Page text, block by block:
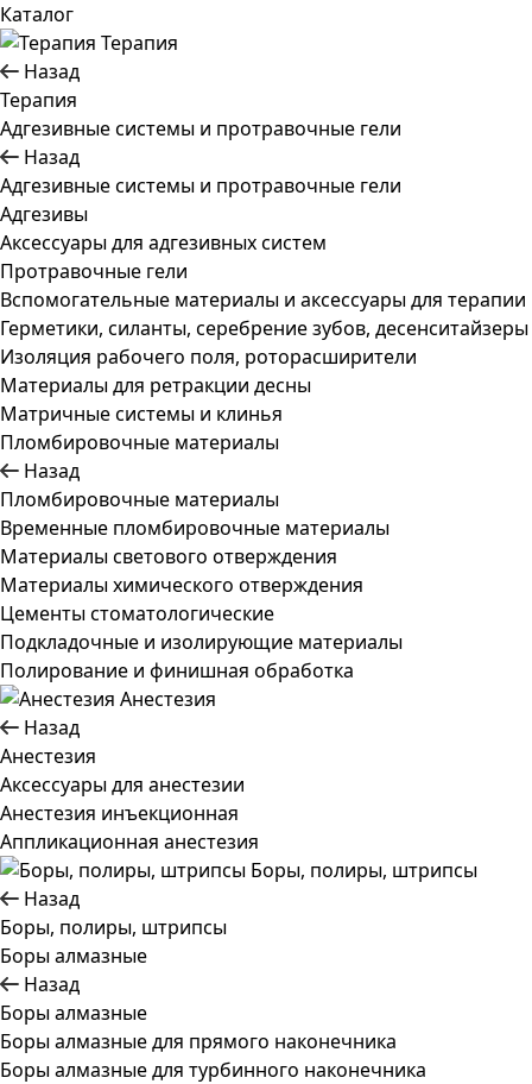
Каталог
Терапия
Назад
Терапия
Адгезивные системы и протравочные гели
Назад
Адгезивные системы и протравочные гели
Адгезивы
Аксессуары для адгезивных систем
Протравочные гели
Вспомогательные материалы и аксессуары для терапии
Герметики, силанты, серебрение зубов, десенситайзеры
Изоляция рабочего поля, роторасширители
Материалы для ретракции десны
Матричные системы и клинья
Пломбировочные материалы
Назад
Пломбировочные материалы
Временные пломбировочные материалы
Материалы светового отверждения
Материалы химического отверждения
Цементы стоматологические
Подкладочные и изолирующие материалы
Полирование и финишная обработка
Анестезия
Назад
Анестезия
Аксессуары для анестезии
Анестезия инъекционная
Аппликационная анестезия
Боры, полиры, штрипсы
Назад
Боры, полиры, штрипсы
Боры алмазные
Назад
Боры алмазные
Боры алмазные для прямого наконечника
Боры алмазные для турбинного наконечника